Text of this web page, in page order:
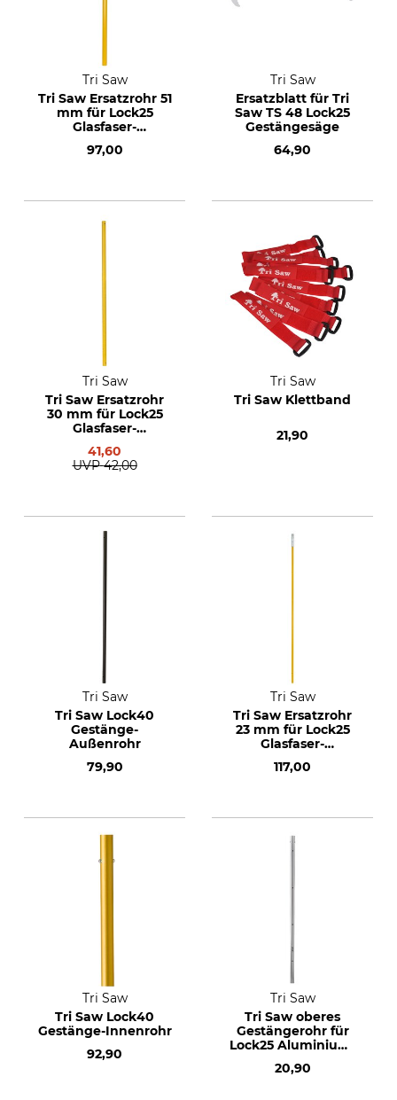
Tri Saw
Tri Saw Ersatzrohr 51
mm für Lock25
Glasfaser-
Strong 601 cm
97,00
Tri Saw
Ersatzblatt für Tri
Saw TS 48 Lock25
Gestängesäge
64,90
Tri Saw
Tri Saw Ersatzrohr
30 mm für Lock25
Glasfaser-
extra 430 cm
41,60
UVP 42,00
Tri Saw
Tri Saw Klettband
21,90
Tri Saw
Tri Saw Lock40
Gestänge-
Außenrohr
79,90
Tri Saw
Tri Saw Ersatzrohr
23 mm für Lock25
Glasfaser-
extra 460 cm
117,00
Tri Saw
Tri Saw Lock40
Gestänge-Innenrohr
92,90
Tri Saw
Tri Saw oberes
Gestängerohr für
Lock25 Aluminium-
420 cm
20,90